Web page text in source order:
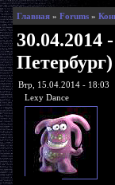
Главная» Forums»
Петербург)
Втр, 15.04.2014 - 18:03
Lexy Dance